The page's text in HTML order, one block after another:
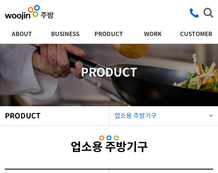
ABOUT BUSINESS PRODUCT WORK CUSTOMER
PRODUCT
PRODUCT 업소용 주방기구
업소용 주방기구